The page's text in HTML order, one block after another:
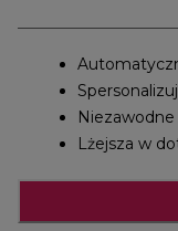
Niezawodne
Lżejsza w